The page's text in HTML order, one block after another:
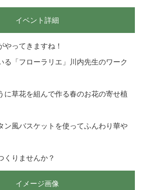
イベント詳細
やってきますね！
る「フローラリエ」川内先生のワーク
に草花を組んで作る春のお花の寄せ植
ン風バスケットを使ってふんわり華や
くりませんか？
イメージ画像